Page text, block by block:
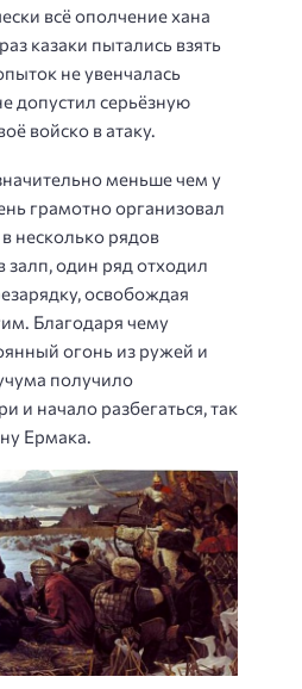
всё ополчение хана
казаки пытались взять
не увенчалась
допустил серьёзную
войско в атаку.
меньше чем у
грамотно организовал
несколько рядов
залп, один ряд отходил
освобождая
Благодаря чему
огонь из ружей и
получило
и начало разбегаться, так
Ермака.